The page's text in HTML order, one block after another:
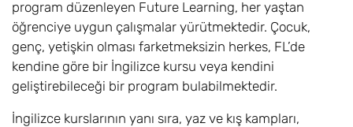
program düzenleyen Future Learning, her yaştan
öğrenciye uygun çalışmalar yürütmektedir. Çocuk,
genç, yetişkin olması farketmeksizin herkes, FL’de
kendine göre bir İngilizce kursu veya kendini
geliştirebileceği bir program bulabilmektedir.
İngilizce kurslarının yanı sıra, yaz ve kış kampları,